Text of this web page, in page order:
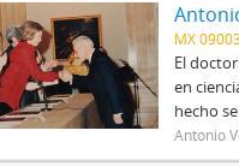
MX
El
en
hecho
Antonio